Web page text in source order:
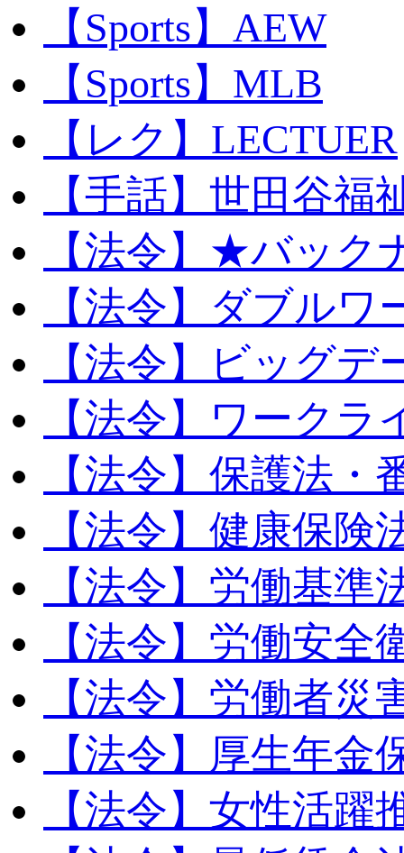
【Sports】AEW
【Sports】MLB
【レク】LECTUER
【手話】世田谷福
【法令】★バック
【法令】ダブルワ
【法令】ビッグデ
【法令】ワークラ
【法令】保護法・
【法令】健康保険
【法令】労働基準
【法令】労働安全
【法令】労働者災
【法令】厚生年金
【法令】女性活躍